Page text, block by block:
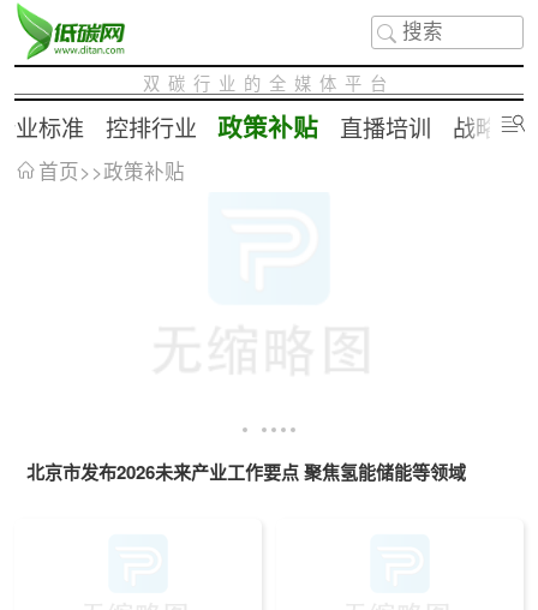
双碳行业的全媒体平台
业标准 控排行业 政策补贴 直播培训 战略合
首页>>政策补贴
北京市发布2026未来产业工作要点 聚焦氢能储能等领域